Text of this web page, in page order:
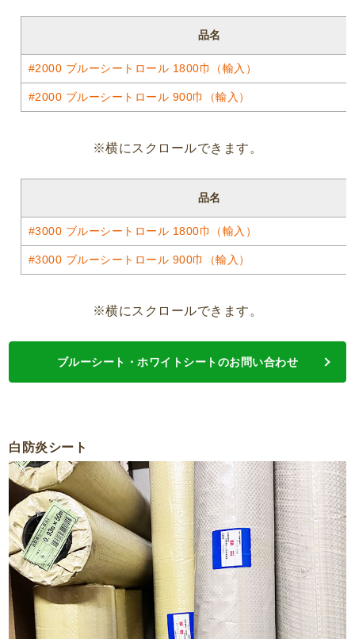
品名
#2000 ブルーシートロール 1800巾（輸入）
#2000 ブルーシートロール 900巾（輸入）
※横にスクロールできます。
品名
#3000 ブルーシートロール 1800巾（輸入）
#3000 ブルーシートロール 900巾（輸入）
※横にスクロールできます。
ブルーシート・ホワイトシートのお問い合わせ
白防炎シート